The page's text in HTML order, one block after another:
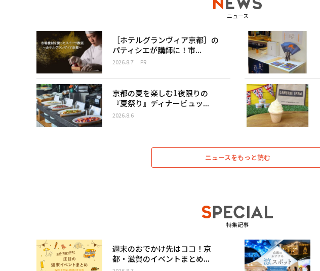
ニュース
［ホテルグランヴィア京都］の
パティシエが講師に！市...
2026.8.7 PR
京都の夏を楽しむ1夜限りの
『夏祭り』ディナービュッ...
2026.8.6
ニュースをもっと読む
特集記事
週末のおでかけ先はココ！京
都・滋賀のイベントまとめ...